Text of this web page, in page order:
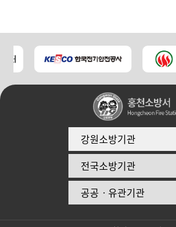
강원소방기관
전국소방기관
공공ㆍ유관기관